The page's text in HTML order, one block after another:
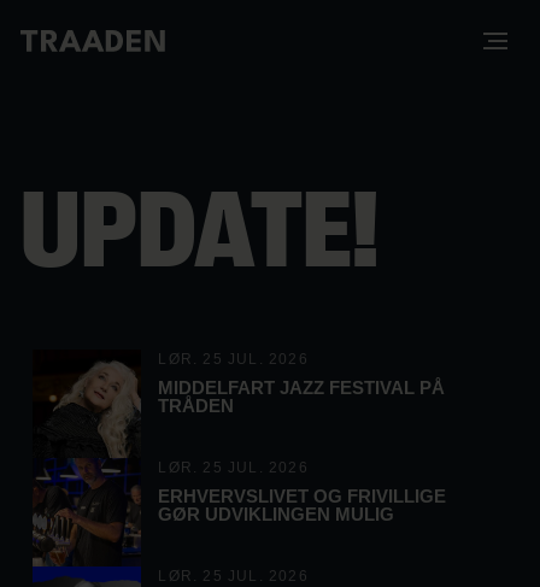
UPDATE!
LØR. 25 JUL. 2026
MIDDELFART JAZZ FESTIVAL PÅ
TRÅDEN
LØR. 25 JUL. 2026
ERHVERVSLIVET OG FRIVILLIGE
GØR UDVIKLINGEN MULIG
LØR. 25 JUL. 2026